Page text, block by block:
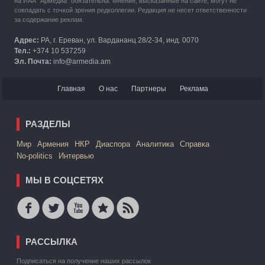
совпадать с точкой зрения редколлегии. Редакция не несет ответственности
за содержание реклам.
Адрес: РА, г. Ереван, ул. Вардананц 28/2-34, инд. 0070
Тел.: +374 10 537259
Эл. Почта: info@armedia.am
Главная О нас Партнеры Реклама
РАЗДЕЛЫ
Mир Армения НКР Диаспора Аналитика
Справка
No-politics
Интервью
МЫ В СОЦСЕТЯХ
РАССЫЛКА
Подписаться на получение наших рассылок